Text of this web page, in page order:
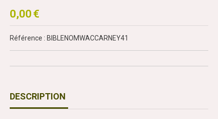
0,00 €
Référence : BIBLENOMWACCARNEY41
DESCRIPTION